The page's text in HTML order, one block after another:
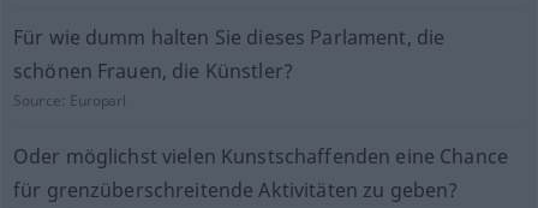
Für wie dumm halten Sie dieses Parlament, die
schönen Frauen, die Künstler?
Source: Europarl
Oder möglichst vielen Kunstschaffenden eine Chance
für grenzüberschreitende Aktivitäten zu geben?